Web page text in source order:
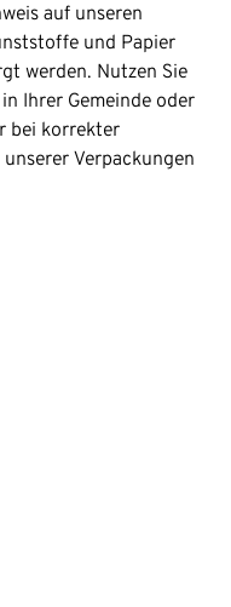
auf unseren
und Papier
werden. Nutzen Sie
Ihrer Gemeinde oder
bei korrekter
Verpackungen